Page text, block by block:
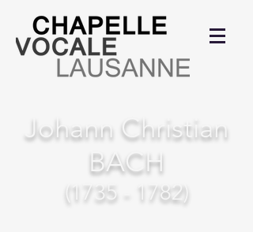
Johann Christian
BACH
(1735 - 1782)